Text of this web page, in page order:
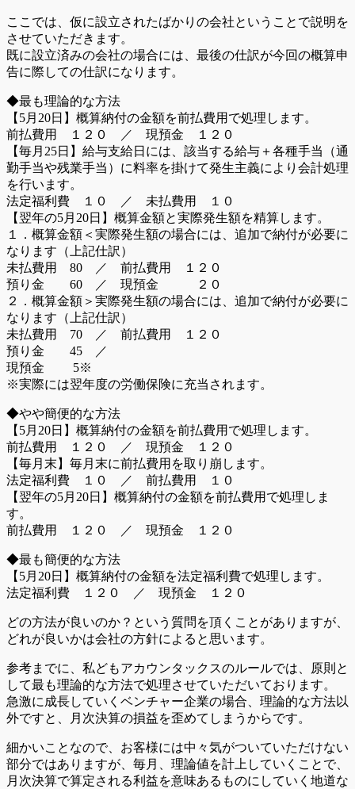
ここでは、仮に設立されたばかりの会社ということで説明を
させていただきます。
既に設立済みの会社の場合には、最後の仕訳が今回の概算申
告に際しての仕訳になります。
◆最も理論的な方法
【5月20日】概算納付の金額を前払費用で処理します。
前払費用 １２０ ／ 現預金 １２０
【毎月25日】給与支給日には、該当する給与＋各種手当（通
勤手当や残業手当）に料率を掛けて発生主義により会計処理
を行います。
法定福利費 １０ ／ 未払費用 １０
【翌年の5月20日】概算金額と実際発生額を精算します。
１．概算金額＜実際発生額の場合には、追加で納付が必要に
なります（上記仕訳）
未払費用 80 ／ 前払費用 １２０
預り金 60 ／ 現預金 ２０
２．概算金額＞実際発生額の場合には、追加で納付が必要に
なります（上記仕訳）
未払費用 70 ／ 前払費用 １２０
預り金 45 ／
現預金 5※
※実際には翌年度の労働保険に充当されます。
◆やや簡便的な方法
【5月20日】概算納付の金額を前払費用で処理します。
前払費用 １２０ ／ 現預金 １２０
【毎月末】毎月末に前払費用を取り崩します。
法定福利費 １０ ／ 前払費用 １０
【翌年の5月20日】概算納付の金額を前払費用で処理しま
す。
前払費用 １２０ ／ 現預金 １２０
◆最も簡便的な方法
【5月20日】概算納付の金額を法定福利費で処理します。
法定福利費 １２０ ／ 現預金 １２０
どの方法が良いのか？という質問を頂くことがありますが、
どれが良いかは会社の方針によると思います。
参考までに、私どもアカウンタックスのルールでは、原則と
して最も理論的な方法で処理させていただいております。
急激に成長していくベンチャー企業の場合、理論的な方法以
外ですと、月次決算の損益を歪めてしまうからです。
細かいことなので、お客様には中々気がついていただけない
部分ではありますが、毎月、理論値を計上していくことで、
月次決算で算定される利益を意味あるものにしていく地道な